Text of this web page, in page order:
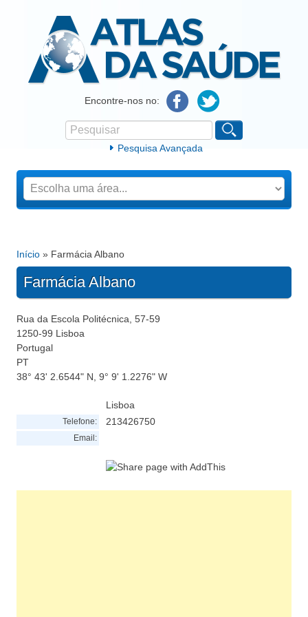
Atlas da SaúdeEncontre-nos no:
Formulário de procura
Pesquisar
Pesquisa Avançada
Está aqui
Início » Farmácia Albano
Farmácia Albano
Rua da Escola Politécnica, 57-59
1250-99 Lisboa
Portugal
PT
38° 43' 2.6544" N, 9° 9' 1.2276" W
Lisboa
Telefone: 213426750
Email: